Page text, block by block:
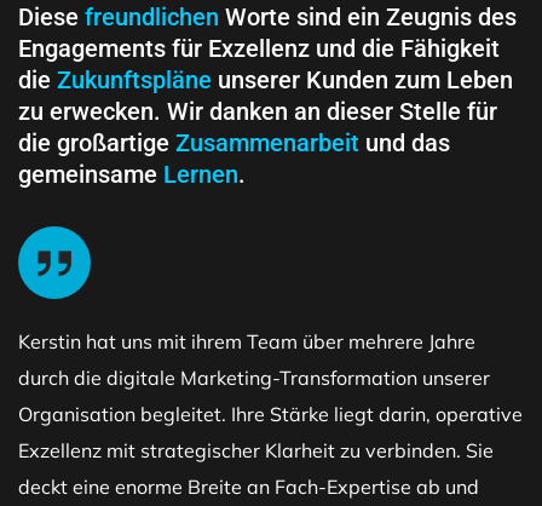
Diese freundlichen Worte sind ein Zeugnis des
Engagements für Exzellenz und die Fähigkeit
die Zukunftspläne unserer Kunden zum Leben
zu erwecken. Wir danken an dieser Stelle für
die großartige Zusammenarbeit und das
gemeinsame Lernen.
Kerstin hat uns mit ihrem Team über mehrere Jahre
durch die digitale Marketing-Transformation unserer
Organisation begleitet. Ihre Stärke liegt darin, operative
Exzellenz mit strategischer Klarheit zu verbinden. Sie
deckt eine enorme Breite an Fach-Expertise ab und